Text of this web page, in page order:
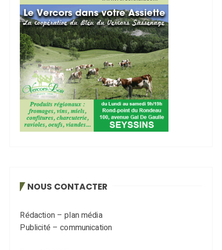
NOUS CONTACTER
Rédaction – plan média
Publicité – communication